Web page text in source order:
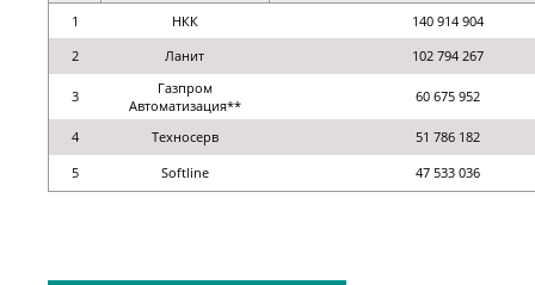
1
НКК
140 914 904
2
Ланит 102 794 267
3
Газпром
Автоматизация**
60 675 952
4 Техносерв
51 786 182
5
Softline 47 533 036